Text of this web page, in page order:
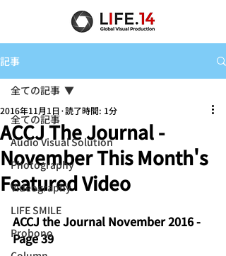
記事
全ての記事
Audio Visual Solution
Photography
Videography
LIFE SMILE
Probono
全ての記事
ACCJ The Journal -
November This Month's
Featured Video
2016年11月1日 読了時間: 1分
ACCJ the Journal November 2016 -
Page 39